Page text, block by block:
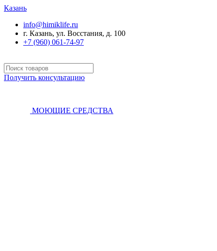
Казань
info@himiklife.ru
г. Казань, ул. Восстания, д. 100
+7 (960) 061-74-97
Получить консультацию
МОЮЩИЕ СРЕДСТВА